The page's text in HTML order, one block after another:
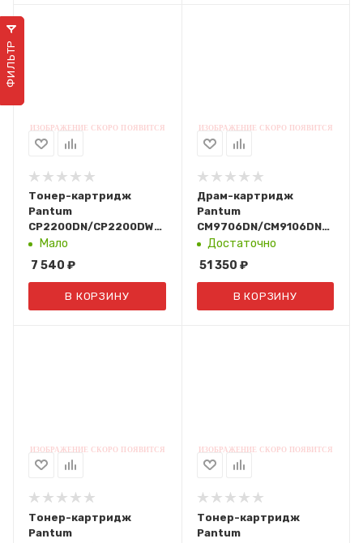
Тонер-картридж
Pantum
CP2200DN/CP2200DW/CM2200FDN/CM2200FDW
(Magenta, 1,5К) CTL-
2000M
Мало
7 540 ₽
В КОРЗИНУ
Драм-картридж
Pantum
CM9706DN/CM9106DN
(90К.) DO-910YMC
Достаточно
51 350 ₽
В КОРЗИНУ
Тонер-картридж
Pantum
Тонер-картридж
Pantum
ФИЛЬТР